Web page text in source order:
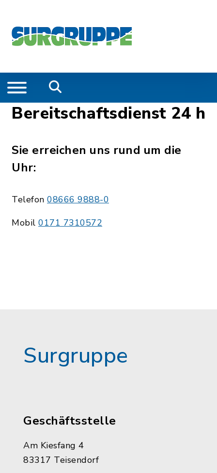
Bereitschaftsdienst 24 h
Sie erreichen uns rund um die
Uhr:
Telefon 08666 9888-0
Mobil 0171 7310572
Surgruppe
Geschäftsstelle
Am Kiesfang 4
83317 Teisendorf